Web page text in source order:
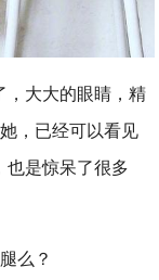
，大大的眼睛，精
，已经可以看见
也是惊呆了很多
么？